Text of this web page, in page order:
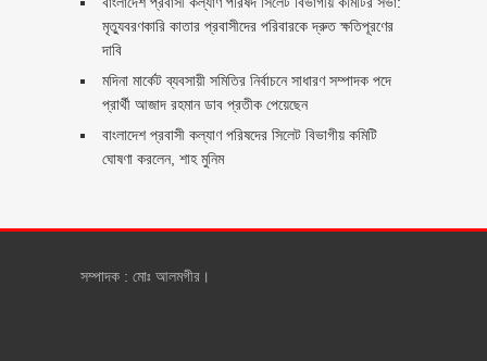
মৃত্যুবরণকারি কাতার প্রবাসীদের পরিবারকে দ্রুত ক্ষতিপূরণের
দাবি
মদিনা মার্কেট ব্যবসায়ী সমিতির নির্বাচনে সাধারণ সম্পাদক পদে
প্রার্থী আজাদ রহমান ডাব প্রতীক পেয়েছেন ‎
‎বাংলাদেশ প্রবাসী কল্যাণ পরিষদের সিলেট বিভাগীয় কমিটি
ঘোষণা করলেন, শাহ মুনিম
সম্পাদক : মোঃ আলমগীর।